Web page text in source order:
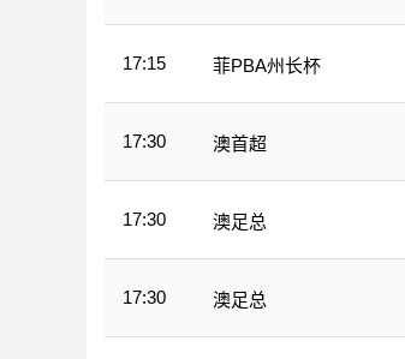
17:15 菲PBA州长杯
17:30 澳首超
17:30 澳足总
17:30 澳足总